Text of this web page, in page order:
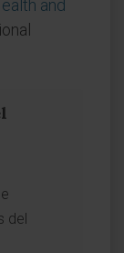
and
del